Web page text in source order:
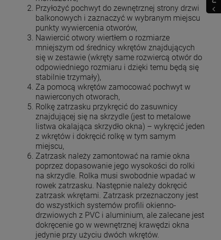
Przyłożyć pochwyt do zewnętrznej strony drzwi
balkonowych i zaznaczyć w wybranym miejscu
punkty wywiercenia otworów,
Nawiercić otwory wiertłem o rozmiarze
mniejszym od średnicy wkrętów znajdujących
się w zestawie (wkręty same rozwiercą otwór do
odpowiedniego rozmiaru i dzięki temu będą się
stabilnie trzymały),
Za pomocą wkrętów zamocować pochwyt w
nawierconych otworach,
Rolkę zatrzasku przykręcić do zasuwnicy
znajdującej się na skrzydle (jest to metalowe
listwa okalająca skrzydło okna) – wykręcić jeden
z wkrętów i dokręcić rolkę w tym samym
miejscu,
Zatrzask należy zamontować na ramie okna
poprzez dopasowanie jego wysokości do rolki
na skrzydle. Rolka musi swobodnie wpadać w
rowek zatrzasku. Następnie należy dokręcić
zatrzask wkrętami. Zatrzask przeznaczony jest
do wszystkich systemów profili okienno-
drzwiowych z PVC i aluminium, ale zalecane jest
dokręcenie go w wewnętrznej krawędzi okna
jedynie przy użyciu dwóch wkrętów.